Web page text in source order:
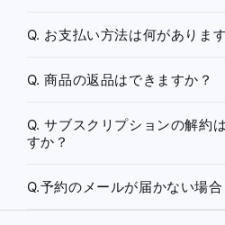
コ
テ
ツ
Q. お支払い方法は何がありま
Q. 商品の返品はできますか？
Q. サブスクリプションの解約
すか？
Q.予約のメールが届かない場合